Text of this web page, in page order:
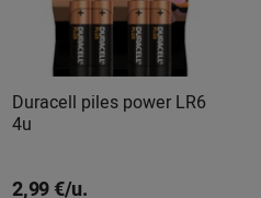
Duracell piles power LR6
4u
2,99 €/u.